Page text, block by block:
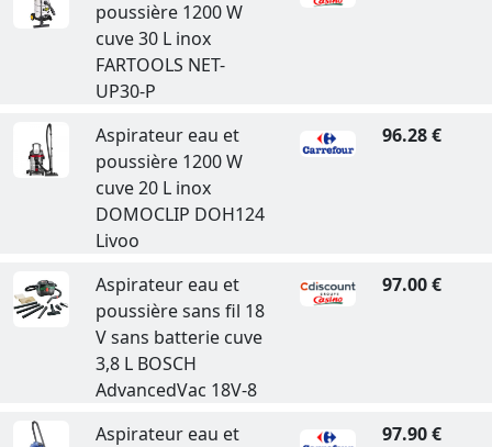
poussière 1200 W
cuve 30 L inox
FARTOOLS NET-
UP30-P
Aspirateur eau et
poussière 1200 W
cuve 20 L inox
DOMOCLIP DOH124
Livoo
96.28 €
Aspirateur eau et
poussière sans fil 18
V sans batterie cuve
3,8 L BOSCH
AdvancedVac 18V-8
97.00 €
Aspirateur eau et
97.90 €